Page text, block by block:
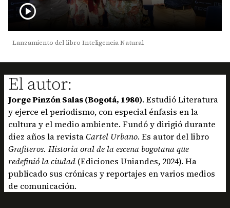
play_circle
Lanzamiento del libro Inteligencia Natural
El autor:
Jorge Pinzón Salas (Bogotá, 1980). Estudió Literatura
y ejerce el periodismo, con especial énfasis en la
cultura y el medio ambiente. Fundó y dirigió durante
diez años la revistaCartel Urbano. Es autor del libro
Grafiteros. Historia oral de la escena bogotana que
redefinió la ciudad (Ediciones Uniandes, 2024). Ha
publicado sus crónicas y reportajes en varios medios
de comunicación.